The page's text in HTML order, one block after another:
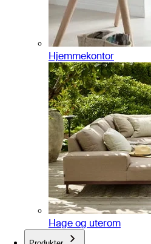
Hjemmekontor
Hage og uterom